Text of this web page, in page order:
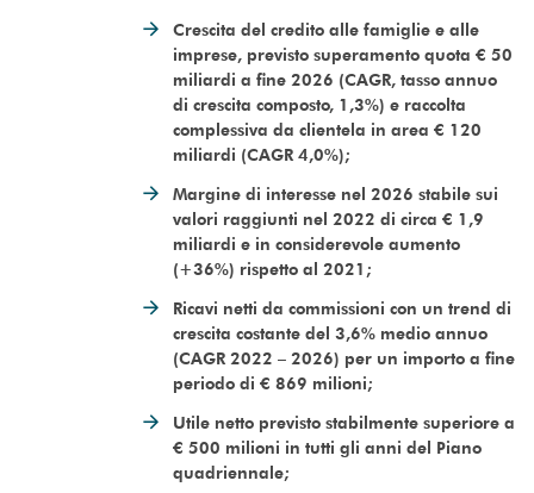
Crescita del credito alle famiglie e alle
imprese, previsto superamento quota € 50
miliardi a fine 2026 (CAGR, tasso annuo
di crescita composto, 1,3%) e raccolta
complessiva da clientela in area € 120
miliardi (CAGR 4,0%);
Margine di interesse nel 2026 stabile sui
valori raggiunti nel 2022 di circa € 1,9
miliardi e in considerevole aumento
(+36%) rispetto al 2021;
Ricavi netti da commissioni con un trend di
crescita costante del 3,6% medio annuo
(CAGR 2022 – 2026) per un importo a fine
periodo di € 869 milioni;
Utile netto previsto stabilmente superiore a
€ 500 milioni in tutti gli anni del Piano
quadriennale;